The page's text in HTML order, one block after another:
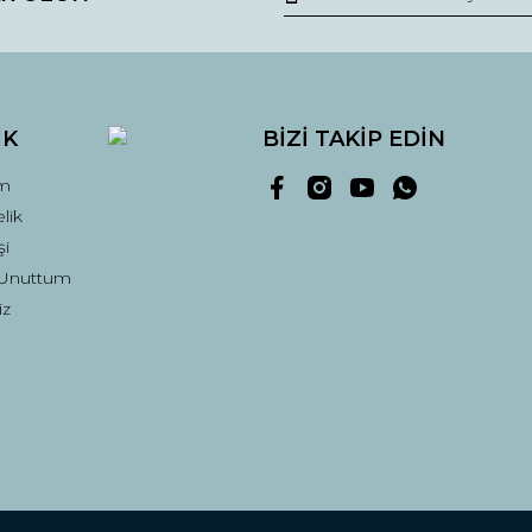
Yorum Yaz
BİZİ TAKİP EDİN